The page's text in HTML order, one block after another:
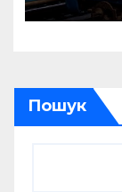
Пошук